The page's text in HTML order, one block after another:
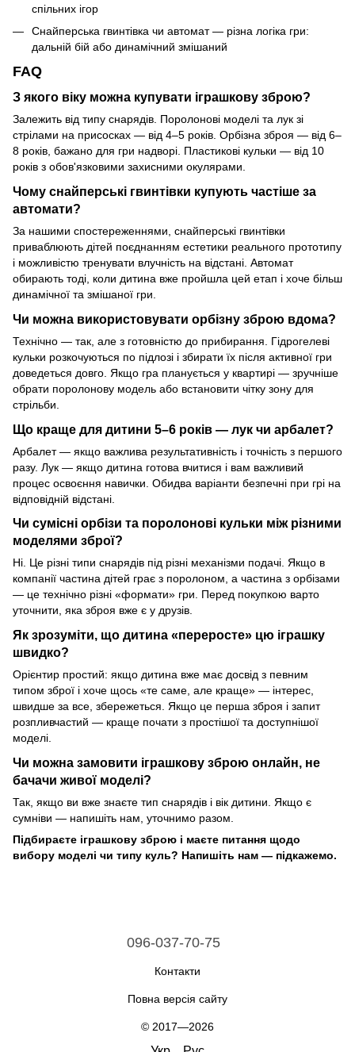
спільних ігор
Снайперська гвинтівка чи автомат — різна логіка гри:
дальній бій або динамічний змішаний
FAQ
З якого віку можна купувати іграшкову зброю?
Залежить від типу снарядів. Поролонові моделі та лук зі
стрілами на присосках — від 4–5 років. Орбізна зброя — від 6–
8 років, бажано для гри надворі. Пластикові кульки — від 10
років з обов'язковими захисними окулярами.
Чому снайперські гвинтівки купують частіше за
автомати?
За нашими спостереженнями, снайперські гвинтівки
приваблюють дітей поєднанням естетики реального прототипу
і можливістю тренувати влучність на відстані. Автомат
обирають тоді, коли дитина вже пройшла цей етап і хоче більш
динамічної та змішаної гри.
Чи можна використовувати орбізну зброю вдома?
Технічно — так, але з готовністю до прибирання. Гідрогелеві
кульки розкочуються по підлозі і збирати їх після активної гри
доведеться довго. Якщо гра планується у квартирі — зручніше
обрати поролонову модель або встановити чітку зону для
стрільби.
Що краще для дитини 5–6 років — лук чи арбалет?
Арбалет — якщо важлива результативність і точність з першого
разу. Лук — якщо дитина готова вчитися і вам важливий
процес освоєння навички. Обидва варіанти безпечні при грі на
відповідній відстані.
Чи сумісні орбізи та поролонові кульки між різними
моделями зброї?
Ні. Це різні типи снарядів під різні механізми подачі. Якщо в
компанії частина дітей грає з поролоном, а частина з орбізами
— це технічно різні «формати» гри. Перед покупкою варто
уточнити, яка зброя вже є у друзів.
Як зрозуміти, що дитина «переросте» цю іграшку
швидко?
Орієнтир простий: якщо дитина вже має досвід з певним
типом зброї і хоче щось «те саме, але краще» — інтерес,
швидше за все, збережеться. Якщо це перша зброя і запит
розпливчастий — краще почати з простішої та доступнішої
моделі.
Чи можна замовити іграшкову зброю онлайн, не
бачачи живої моделі?
Так, якщо ви вже знаєте тип снарядів і вік дитини. Якщо є
сумніви — напишіть нам, уточнимо разом.
Підбираєте іграшкову зброю і маєте питання щодо
вибору моделі чи типу куль? Напишіть нам — підкажемо.
096-037-70-75
Контакти
Повна версія сайту
© 2017—2026